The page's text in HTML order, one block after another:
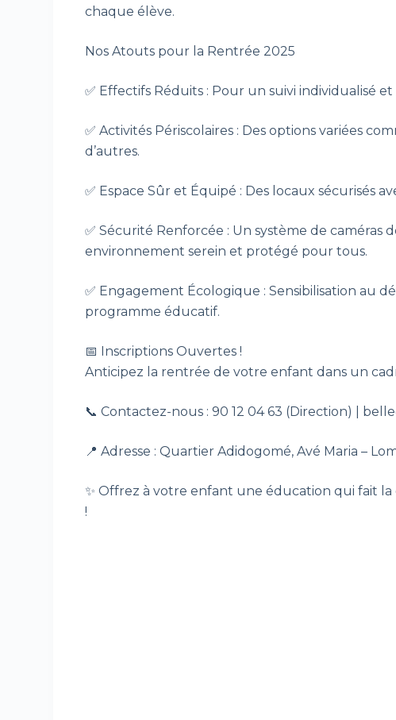
chaque élève.
Nos Atouts pour la Rentrée 2025
✅ Effectifs Réduits : Pour un suivi individualisé
✅ Activités Périscolaires : Des options variées
d’autres.
✅ Espace Sûr et Équipé : Des locaux sécurisés
✅ Sécurité Renforcée : Un système de
environnement serein et protégé pour tous.
✅ Engagement Écologique : Sensibilisation au
programme éducatif.
📅 Inscriptions Ouvertes !
Anticipez la rentrée de votre enfant dans un
📞 Contactez-nous : 90 12 04 63 (Direction) |
📍 Adresse : Quartier Adidogomé, Avé Maria –
✨ Offrez à votre enfant une éducation qui fait
!